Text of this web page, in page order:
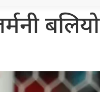
बलियो